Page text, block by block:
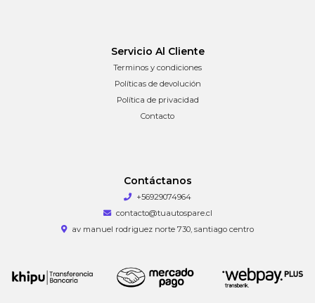
Servicio Al Cliente
Terminos y condiciones
Políticas de devolución
Política de privacidad
Contacto
Contáctanos
+56929074964
contacto@tuautospare.cl
av manuel rodriguez norte 730, santiago centro